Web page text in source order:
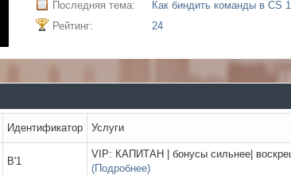
Последняя тема:
Как биндить команды в CS
Рейтинг:
24
Идентификатор Услуги
B'1
VIP: КАПИТАН | бонусы сильнее|
(Подробнее)